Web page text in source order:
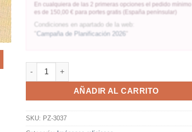
En cualquiera de las 2 primeras opciones el pedido mínimo
es de 150,00 € para portes gratis (España penínsular)
Condiciones en apartado de la web:
" Campaña de Planificación 2026 "
AÑADIR AL CARRITO
SKU: PZ-3037